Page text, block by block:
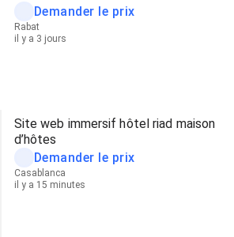
Demander le prix
Rabat
il y a 3 jours
Site web immersif hôtel riad maison
d’hôtes
Demander le prix
Casablanca
il y a 15 minutes